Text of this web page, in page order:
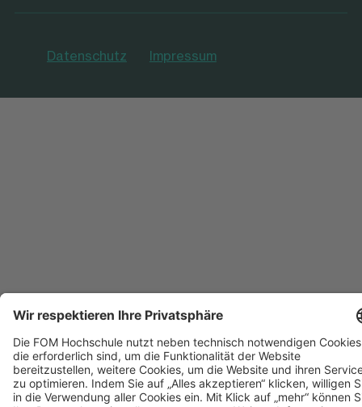
Datenschutz Impressum